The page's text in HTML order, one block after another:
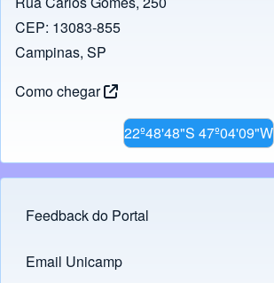
CEP: 13083-855
Campinas, SP
Como chegar
22º48'48"S 47º04'09"W
Footer menu
Feedback do Portal
Links
Email Unicamp
(opens in new tab)